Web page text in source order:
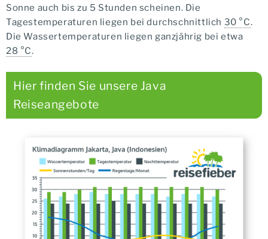
Sonne auch bis zu 5 Stunden scheinen. Die
Tagestemperaturen liegen bei durchschnittlich 30 °C.
Die Wassertemperaturen liegen ganzjährig bei etwa
28 °C.
Hier finden Sie unsere Java
Reiseangebote